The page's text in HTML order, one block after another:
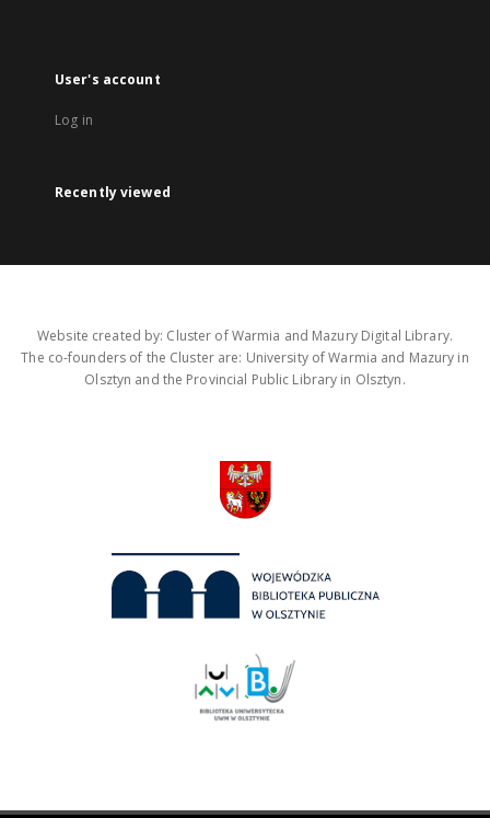
User's account
Log in
Recently viewed
Website created by: Cluster of Warmia and Mazury Digital Library.
The co-founders of the Cluster are: University of Warmia and Mazury in
Olsztyn and the Provincial Public Library in Olsztyn.